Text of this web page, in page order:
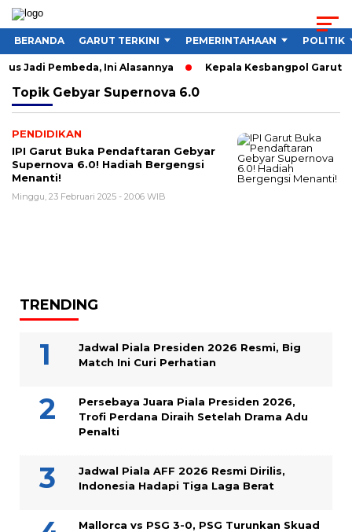
BERANDA GARUT TERKINI PEMERINTAHAAN POLITIK
Jadi Pembeda, Ini Alasannya Kepala Kesbangpol Garut
Topik Gebyar Supernova 6.0
PENDIDIKAN
IPI Garut Buka Pendaftaran Gebyar
Supernova 6.0! Hadiah Bergengsi
Menanti!
Minggu, 23 Februari 2025 - 20:06 WIB
TRENDING
Jadwal Piala Presiden 2026 Resmi, Big
Match Ini Curi Perhatian
Persebaya Juara Piala Presiden 2026,
Trofi Perdana Diraih Setelah Drama Adu
Penalti
Jadwal Piala AFF 2026 Resmi Dirilis,
Indonesia Hadapi Tiga Laga Berat
Mallorca vs PSG 3-0, PSG Turunkan Skuad